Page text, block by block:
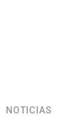
NOTICIAS